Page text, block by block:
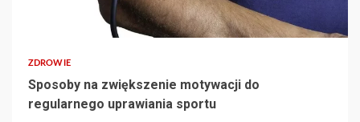
ZDROWIE
Sposoby na zwiększenie motywacji do
regularnego uprawiania sportu